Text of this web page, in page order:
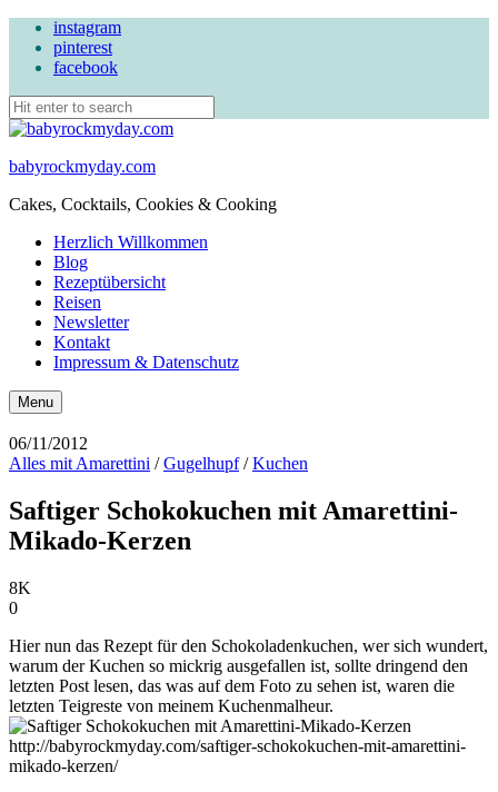
instagram
pinterest
facebook
babyrockmyday.com
Cakes, Cocktails, Cookies & Cooking
Herzlich Willkommen
Blog
Rezeptübersicht
Reisen
Newsletter
Kontakt
Impressum & Datenschutz
Search
Menu
06/11/2012
Alles mit Amarettini /Gugelhupf/Kuchen
Saftiger Schokokuchen mit Amarettini-
Mikado-Kerzen
8K
0
Hier nun das Rezept für den Schokoladenkuchen, wer sich wundert,
warum der Kuchen so mickrig ausgefallen ist, sollte dringend den
letzten Post lesen, das was auf dem Foto zu sehen ist, waren die
letzten Teigreste von meinem Kuchenmalheur.